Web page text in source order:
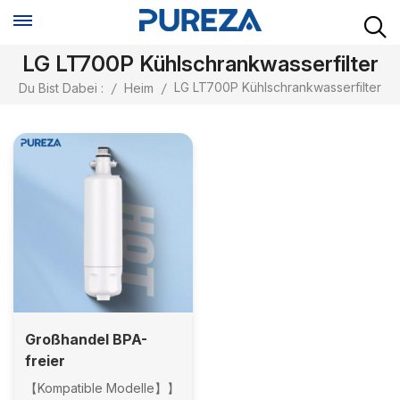
LG LT700P Kühlschrankwasserfilter
Du Bist Dabei : / Heim / LG LT700P Kühlschrankwasserfilter
Großhandel BPA-
freier
Kühlschrankwasserfilter,
【Kompatible Modelle】】